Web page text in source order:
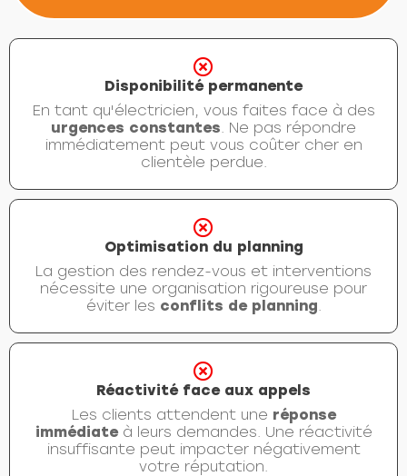
Disponibilité permanente
En tant qu'électricien, vous faites face à des
urgences constantes. Ne pas répondre
immédiatement peut vous coûter cher en
clientèle perdue.
Optimisation du planning
La gestion des rendez-vous et interventions
nécessite une organisation rigoureuse pour
éviter les conflits de planning.
Réactivité face aux appels
Les clients attendent une réponse
immédiateà leurs demandes. Une réactivité
insuffisante peut impacter négativement
votre réputation.